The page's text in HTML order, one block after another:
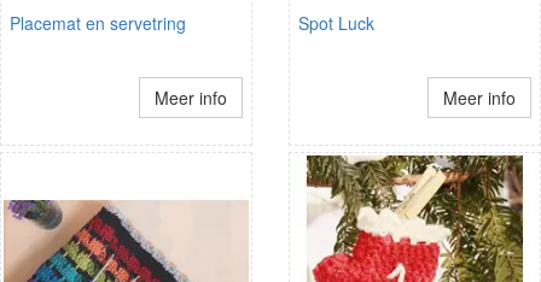
Placemat en servetring
Meer info
Spot Luck
Meer info